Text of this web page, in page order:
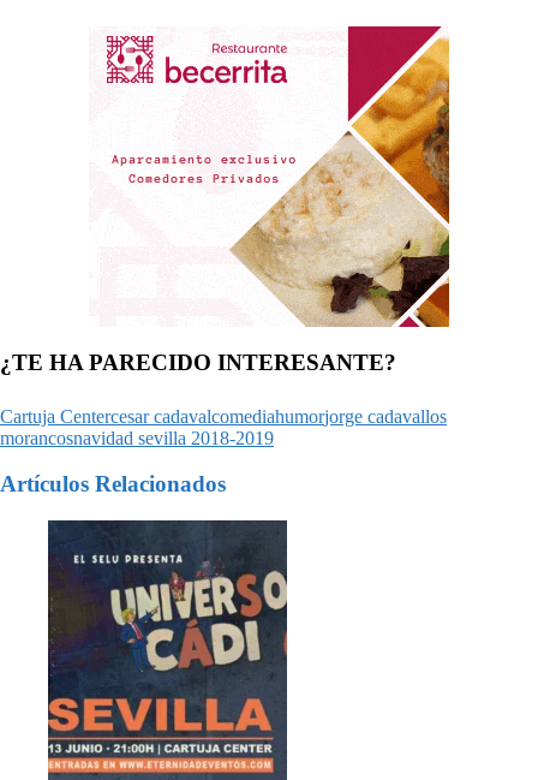
¿TE HA PARECIDO INTERESANTE?
Cartuja Centercesar cadavalcomediahumorjorge cadavallos
morancosnavidad sevilla 2018-2019
Artículos Relacionados